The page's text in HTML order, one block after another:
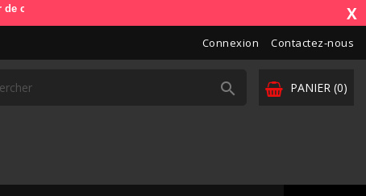
OdbDiag vous livre dans toute l'Europe. Vos paiements sont X
Connexion Contactez-nous
PANIER (0)
